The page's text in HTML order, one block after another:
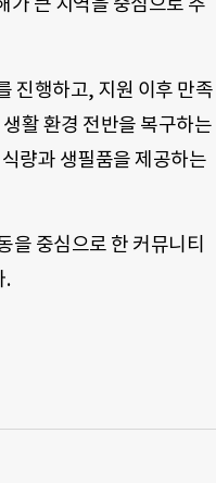
진행하고, 지원 이후 만족
활 환경 전반을 복구하는
량과 생필품을 제공하는
을 중심으로 한 커뮤니티
.